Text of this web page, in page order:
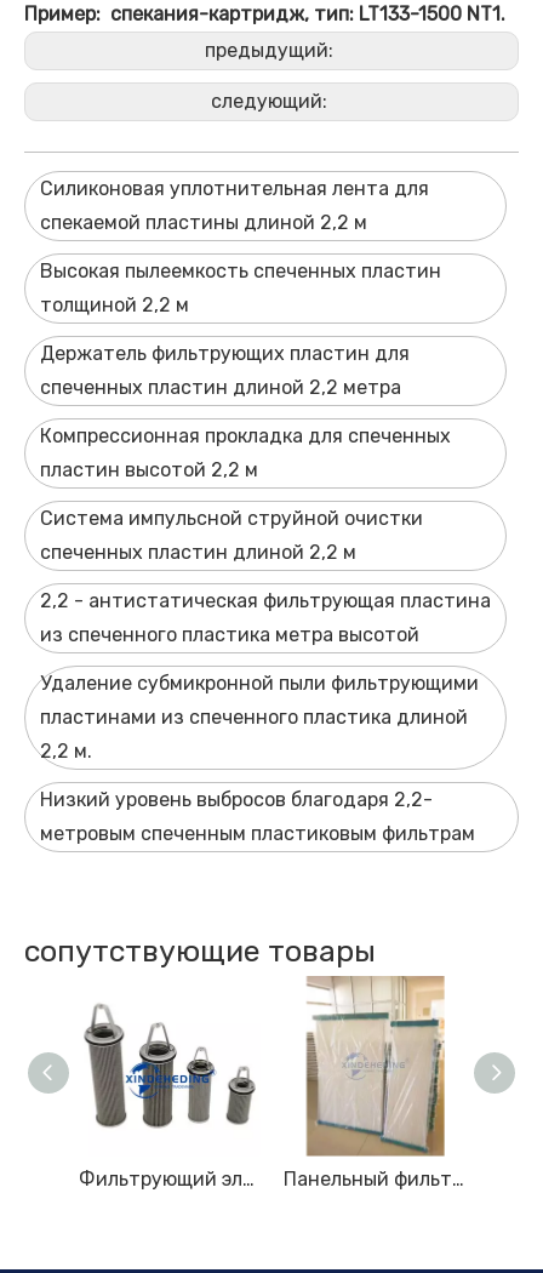
Пример: спекания-картридж, тип: LT133-1500 NT1.
предыдущий:
следующий:
Силиконовая уплотнительная лента для
спекаемой пластины длиной 2,2 м
Высокая пылеемкость спеченных пластин
толщиной 2,2 м
Держатель фильтрующих пластин для
спеченных пластин длиной 2,2 метра
Компрессионная прокладка для спеченных
пластин высотой 2,2 м
Система импульсной струйной очистки
спеченных пластин длиной 2,2 м
2,2 - антистатическая фильтрующая пластина
из спеченного пластика метра высотой
Удаление субмикронной пыли фильтрующими
пластинами из спеченного пластика длиной
2,2 м.
Низкий уровень выбросов благодаря 2,2-
метровым спеченным пластиковым фильтрам
сопутствующие товары
Фильтрующий элемент корзины со складками из нержавеющей стали. Подходит для морских фильтров BOLL & KIRCH, завод OEM 1945820 1940175. Панельный фильтр Unicell из полиэфирного спанбонда, панели сменных элементов